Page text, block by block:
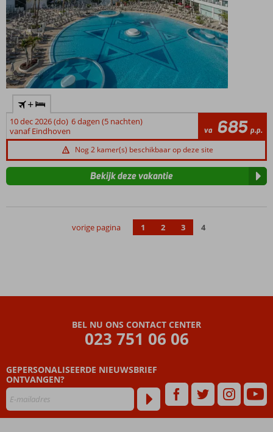
strand
+
10 dec 2026 (do) 6 dagen (5 nachten)
vanaf Eindhoven
va 685 p.p.
Nog 2 kamer(s) beschikbaar op deze site
Bekijk deze vakantie
vorige pagina 1 2 3 4
BEL NU ONS CONTACT CENTER
023 751 06 06
GEPERSONALISEERDE NIEUWSBRIEF
ONTVANGEN?